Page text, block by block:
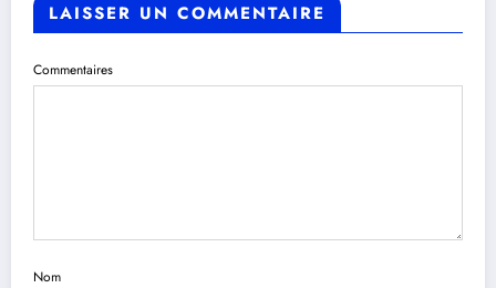
LAISSER UN COMMENTAIRE
Commentaires
Nom